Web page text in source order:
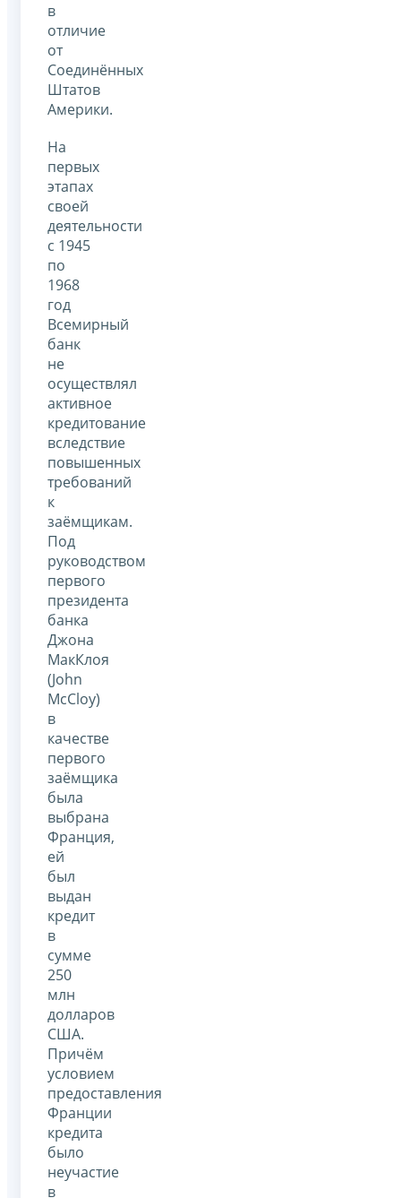
в
отличие
от
Соединённых
Штатов
Америки.
На
первых
этапах
своей
деятельности
с 1945
по
1968
год
Всемирный
банк
не
осуществлял
активное
кредитование
вследствие
повышенных
требований
к
заёмщикам.
Под
руководством
первого
президента
банка
Джона
МакКлоя
(John
McCloy)
в
качестве
первого
заёмщика
была
выбрана
Франция,
ей
был
выдан
кредит
в
сумме
250
млн
долларов
США.
Причём
условием
предоставления
Франции
кредита
было
неучастие
в